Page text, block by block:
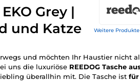
Weitere Produkte
Grey |
und Katze
und möchten Ihr Haustier nicht
uns die luxuriöse REEDOG Tasche
überallhin mit. Die Tasche ist für